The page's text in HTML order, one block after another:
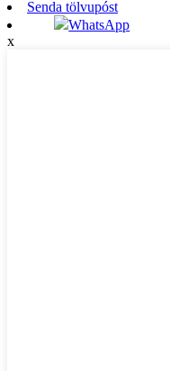
Senda tölvupóst
WhatsApp
x